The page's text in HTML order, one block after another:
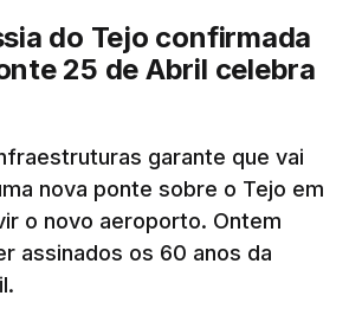
do Tejo confirmada
25 de Abril celebra
garante que vai
nova ponte sobre o Tejo em
o novo aeroporto. Ontem
assinados os 60 anos da